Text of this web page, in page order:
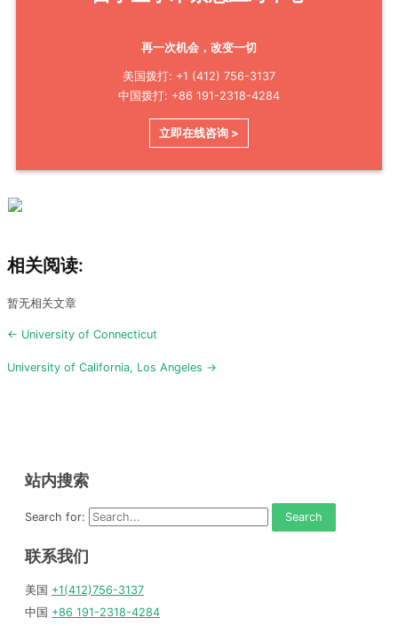
再一次机会，改变一切
美国拨打: +1 (412) 756-3137
中国拨打: +86 191-2318-4284
立即在线咨询 >
相关阅读:
暂无相关文章
Post
← University of Connecticut
University of California, Los Angeles →
站内搜索
Search for:
联系我们
美国 +1(412)756-3137
中国 +86 191-2318-4284